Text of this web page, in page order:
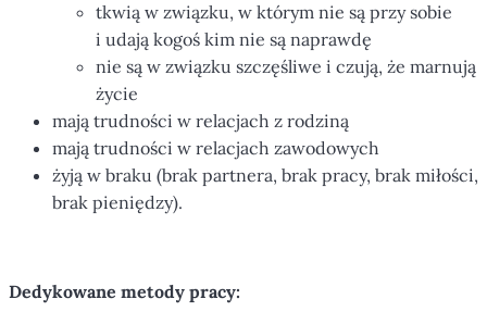
tkwią w związku, w którym nie są przy sobie
i udają kogoś kim nie są naprawdę
nie są w związku szczęśliwe i czują, że marnują
życie
mają trudności w relacjach z rodziną
mają trudności w relacjach zawodowych
żyją w braku (brak partnera, brak pracy, brak miłości,
brak pieniędzy).
Dedykowane metody pracy: